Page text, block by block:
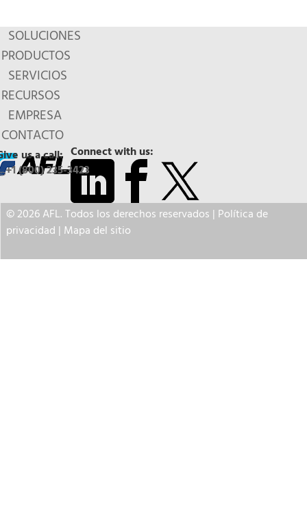
SOLUCIONES
PRODUCTOS
SERVICIOS
RECURSOS
EMPRESA
CONTACTO
Connect with us:
us a call:
+1 (800) 235-3423
© 2026 AFL. Todos los derechos reservados | Política de
privacidad | Mapa del sitio